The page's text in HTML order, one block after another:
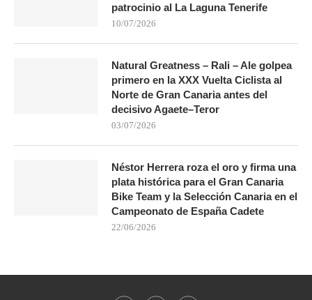
patrocinio al La Laguna Tenerife
10/07/2026
Natural Greatness – Rali – Ale golpea
primero en la XXX Vuelta Ciclista al
Norte de Gran Canaria antes del
decisivo Agaete–Teror
03/07/2026
Néstor Herrera roza el oro y firma una
plata histórica para el Gran Canaria
Bike Team y la Selección Canaria en el
Campeonato de España Cadete
22/06/2026